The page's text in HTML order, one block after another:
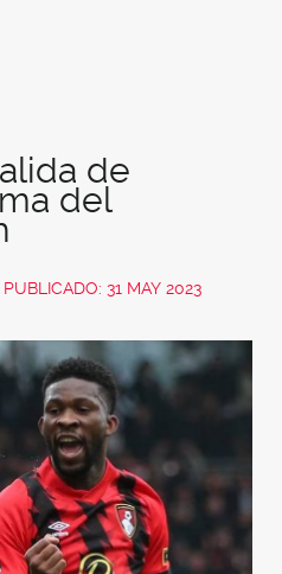
de
del
PUBLICADO: 31 MAY 2023